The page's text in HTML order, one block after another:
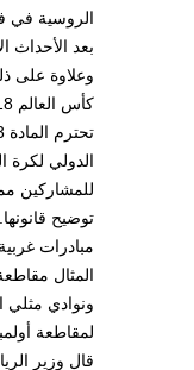
الروسية في
بعد الأحداث
وعلاوة على
الدولي لكرة
للمشاركين
توضيح
مبادرات
المثال
ونوادي
لمقاطعة
قال وزير